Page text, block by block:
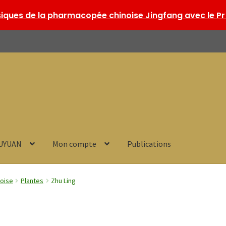
Mon compte Publications
Plantes Zhu Ling
de la pharmacopée chinoise Jingfang avec le